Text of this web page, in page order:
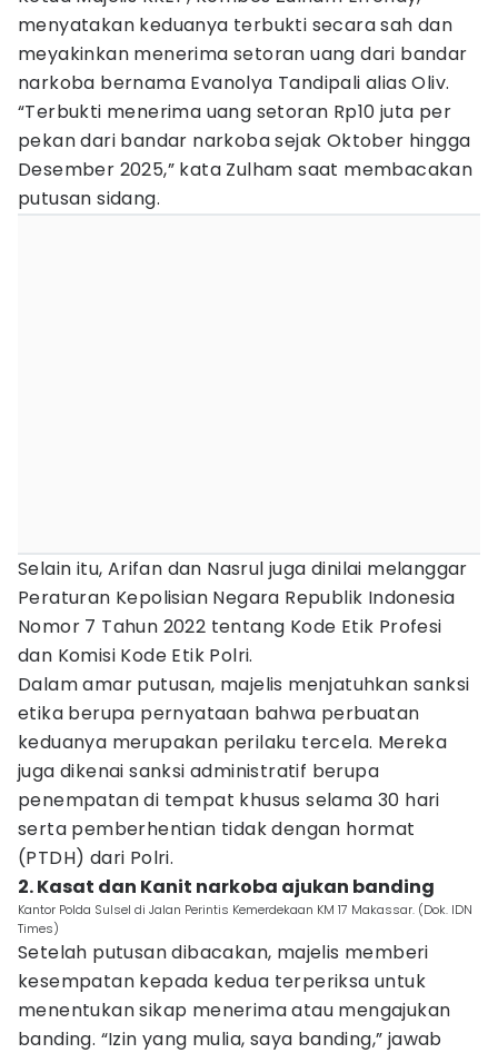
menyatakan keduanya terbukti secara sah dan
meyakinkan menerima setoran uang dari bandar
narkoba bernama Evanolya Tandipali alias Oliv.
“Terbukti menerima uang setoran Rp10 juta per
pekan dari bandar narkoba sejak Oktober hingga
Desember 2025,” kata Zulham saat membacakan
putusan sidang.
Selain itu, Arifan dan Nasrul juga dinilai melanggar
Peraturan Kepolisian Negara Republik Indonesia
Nomor 7 Tahun 2022 tentang Kode Etik Profesi
dan Komisi Kode Etik Polri.
Dalam amar putusan, majelis menjatuhkan sanksi
etika berupa pernyataan bahwa perbuatan
keduanya merupakan perilaku tercela. Mereka
juga dikenai sanksi administratif berupa
penempatan di tempat khusus selama 30 hari
serta pemberhentian tidak dengan hormat
(PTDH) dari Polri.
2. Kasat dan Kanit narkoba ajukan banding
Kantor Polda Sulsel di Jalan Perintis Kemerdekaan KM 17 Makassar. (Dok. IDN
Times)
Setelah putusan dibacakan, majelis memberi
kesempatan kepada kedua terperiksa untuk
menentukan sikap menerima atau mengajukan
banding. “Izin yang mulia, saya banding,” jawab